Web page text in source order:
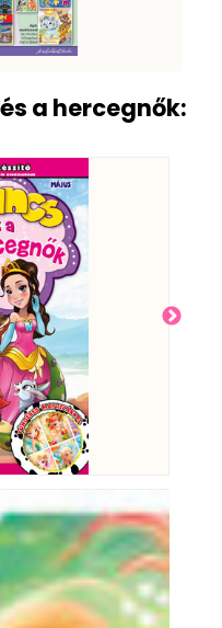
a hercegnők: